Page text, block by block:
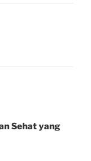
Sehat yang